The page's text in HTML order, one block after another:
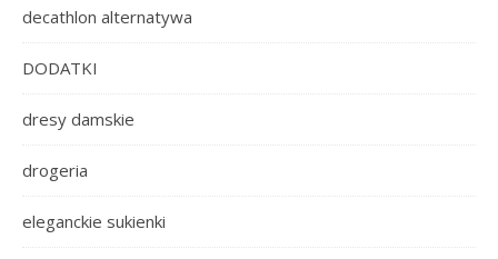
decathlon alternatywa
DODATKI
dresy damskie
drogeria
eleganckie sukienki